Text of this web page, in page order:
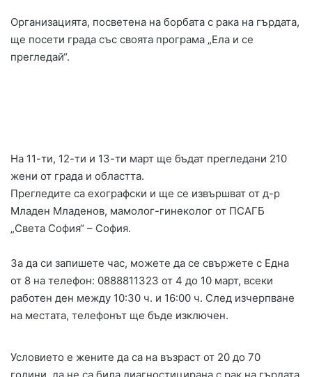
Организацията, посветена на борбата с рака на гърдата,
ще посети града със своята програма „Ела и се
прегледай“.
На 11-ти, 12-ти и 13-ти март ще бъдат прегледани 210
жени от града и областта.
Прегледите са ехографски и ще се извършват от д-р
Младен Младенов, мамолог-гинеколог от ПСАГБ
„Света София“ – София.
За да си запишете час, можете да се свържете с Една
от 8 на телефон: 0888811323 от 4 до 10 март, всеки
работен ден между 10:30 ч. и 16:00 ч. След изчерпване
на местата, телефонът ще бъде изключен.
Условието е жените да са на възраст от 20 до 70